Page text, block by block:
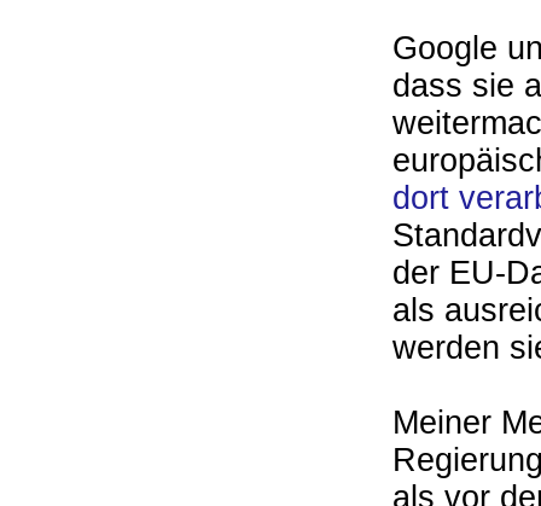
Google
dass sie
dort
der EU-
als
werden
Meiner
als vor